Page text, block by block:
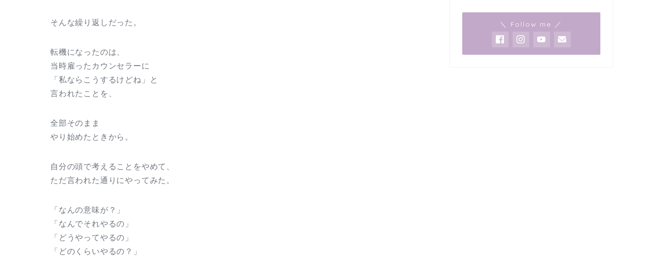
そんな繰り返しだった。
転機になったのは、
当時雇ったカウンセラーに
「私ならこうするけどね」と
言われたことを、
全部そのまま
やり始めたときから。
自分の頭で考えることをやめて、
ただ言われた通りにやってみた。
「なんの意味が？」
「なんでそれやるの」
「どうやってやるの」
「どのくらいやるの？」
＼ Follow me ／